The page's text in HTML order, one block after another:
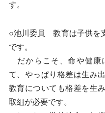
す。
○池川委員 教育は子供を
です。
だからこそ、命や健康
て、やっぱり格差は生み
教育についても格差を生
取組が必要です。